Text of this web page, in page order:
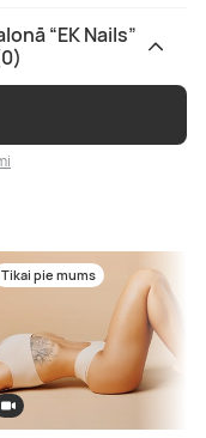
“EK Nails”
(0)
Tikai pie mums